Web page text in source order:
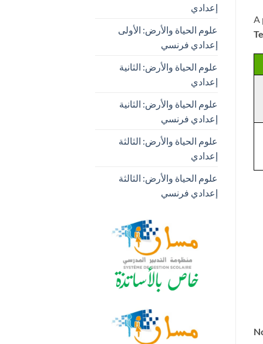
A
إعدادي
علوم الحياة والأرض: الأولى
إعدادي فرنسي
علوم الحياة والأرض: الثانية
إعدادي
علوم الحياة والأرض: الثانية
إعدادي فرنسي
علوم الحياة والأرض: الثالثة
إعدادي
علوم الحياة والأرض: الثالثة
إعدادي فرنسي